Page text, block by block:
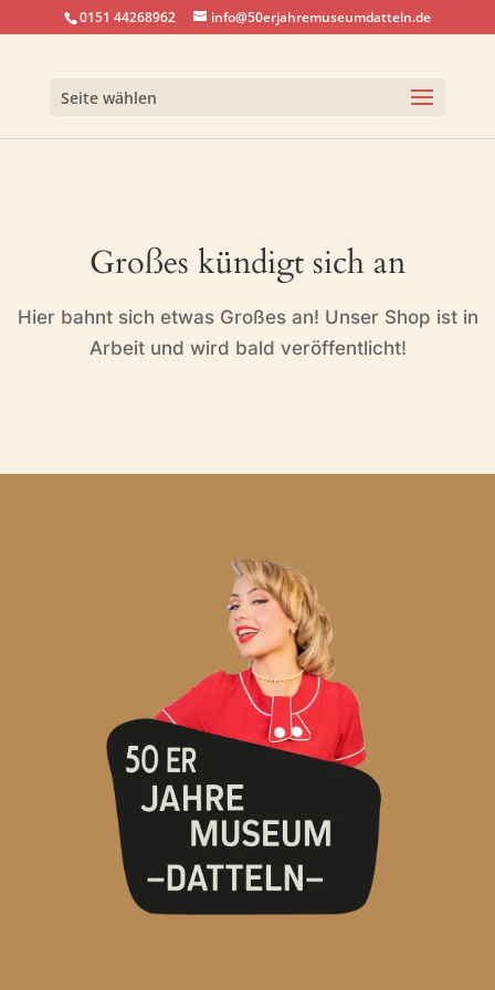
0151 44268962 info@50erjahremuseumdatteln.de
Seite wählen
Großes kündigt sich an
Hier bahnt sich etwas Großes an! Unser Shop ist in
Arbeit und wird bald veröffentlicht!